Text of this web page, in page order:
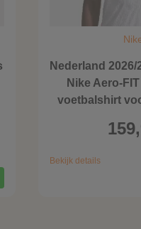
Nederland
Nike Aero-
voetbalshirt
Bekijk details